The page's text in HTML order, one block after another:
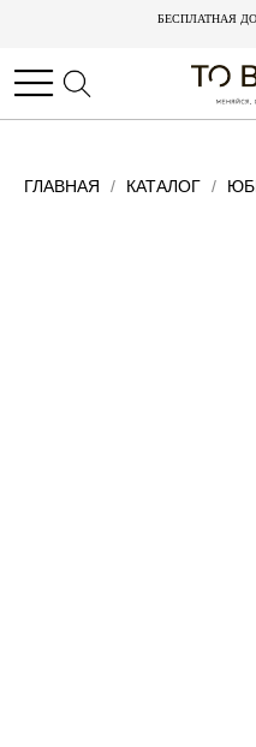
БЕСПЛАТНАЯ
БЕСПЛАТНАЯ
ГЛАВНАЯ КАТАЛОГ